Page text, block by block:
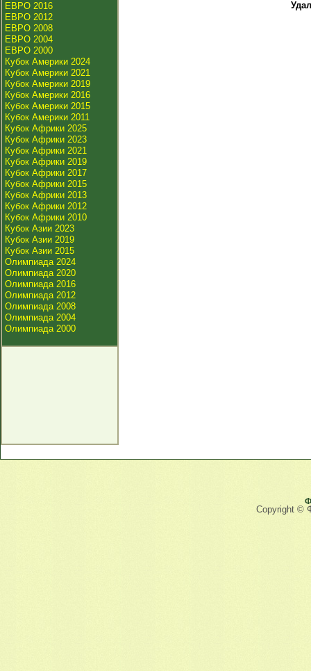
ЕВРО 2016
ЕВРО 2012
ЕВРО 2008
ЕВРО 2004
ЕВРО 2000
Кубок Америки 2024
Кубок Америки 2021
Кубок Америки 2019
Кубок Америки 2016
Кубок Америки 2015
Кубок Америки 2011
Кубок Африки 2025
Кубок Африки 2023
Кубок Африки 2021
Кубок Африки 2019
Кубок Африки 2017
Кубок Африки 2015
Кубок Африки 2013
Кубок Африки 2012
Кубок Африки 2010
Кубок Азии 2023
Кубок Азии 2019
Кубок Азии 2015
Олимпиада 2024
Олимпиада 2020
Олимпиада 2016
Олимпиада 2012
Олимпиада 2008
Олимпиада 2004
Олимпиада 2000
Copyright ©